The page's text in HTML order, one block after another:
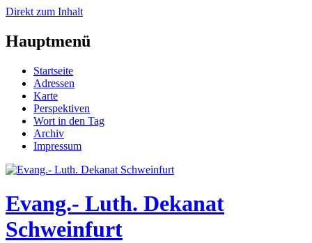
Direkt zum Inhalt
Hauptmenü
Startseite
Adressen
Karte
Perspektiven
Wort in den Tag
Archiv
Impressum
Evang.- Luth. Dekanat
Schweinfurt